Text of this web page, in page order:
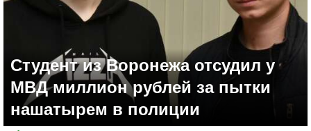
Студент из Воронежа отсудил у
МВД миллион рублей за пытки
нашатырем в полиции